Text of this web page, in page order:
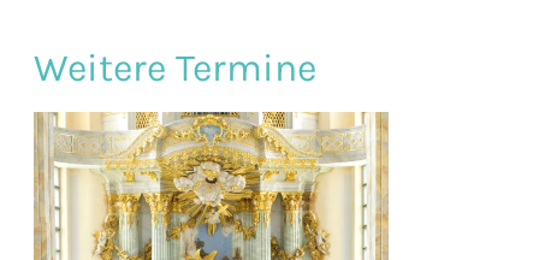
Weitere Termine